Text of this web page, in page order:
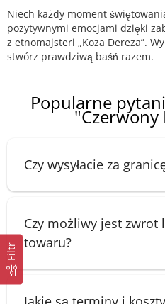
Filtr
Niech każdy moment
pozytywnymi emocjami dzięki
z etnomajsteri „Koza Dereza”.
stwórz prawdziwą baśń razem.
Popularne
Czy wysyłacie za
Czy możliwy jest zwrot
towaru?